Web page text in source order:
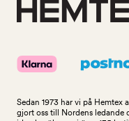
Sedan 1973 har vi på Hemtex
gjort oss till Nordens ledande